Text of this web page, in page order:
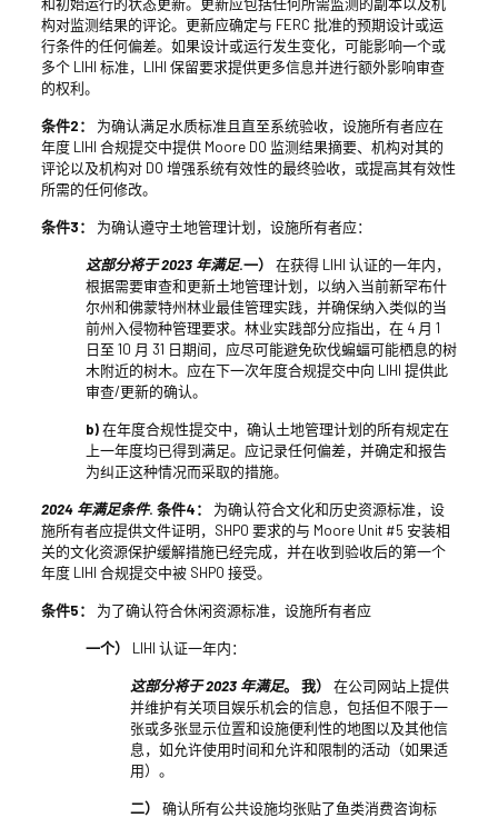
构对监测结果的评论。更新应确定与 FERC 批准的预期设计或运
行条件的任何偏差。如果设计或运行发生变化，可能影响一个或
多个 LIHI 标准，LIHI 保留要求提供更多信息并进行额外影响审查
的权利。
条件2：
为确认满足水质标准且直至系统验收，设施所有者应在
年度 LIHI 合规提交中提供 Moore DO 监测结果摘要、机构对其的
评论以及机构对 DO 增强系统有效性的最终验收，或提高其有效性
所需的任何修改。
条件3： 为确认遵守土地管理计划，设施所有者应：
这部分将于 2023 年满足.一）
在获得 LIHI 认证的一年内，
根据需要审查和更新土地管理计划，以纳入当前新罕布什
尔州和佛蒙特州林业最佳管理实践，并确保纳入类似的当
前州入侵物种管理要求。林业实践部分应指出，在 4 月 1
日至 10 月 31 日期间，应尽可能避免砍伐蝙蝠可能栖息的树
木附近的树木。应在下一次年度合规提交中向 LIHI 提供此
审查/更新的确认。
b)在年度合规性提交中，确认土地管理计划的所有规定在
上一年度均已得到满足。应记录任何偏差，并确定和报告
为纠正这种情况而采取的措施。
2024 年满足条件. 条件4：
为确认符合文化和历史资源标准，设
施所有者应提供文件证明，SHPO 要求的与 Moore Unit #5 安装相
关的文化资源保护缓解措施已经完成，并在收到验收后的第一个
年度 LIHI 合规提交中被 SHPO 接受。
条件5： 为了确认符合休闲资源标准，设施所有者应
一个） LIHI 认证一年内：
这部分将于 2023 年满足。 我）
在公司网站上提供
并维护有关项目娱乐机会的信息，包括但不限于一
张或多张显示位置和设施便利性的地图以及其他信
息，如允许使用时间和允许和限制的活动（如果适
用）。
二）
确认所有公共设施均张贴了鱼类消费咨询标